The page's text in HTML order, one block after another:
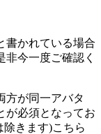
書かれている場合
今一度ご確認く
方が同一アバタ
が必須となってお
きます)こちら